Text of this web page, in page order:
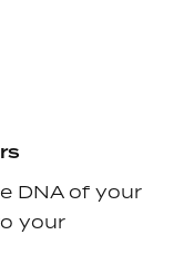
DNA of your
your